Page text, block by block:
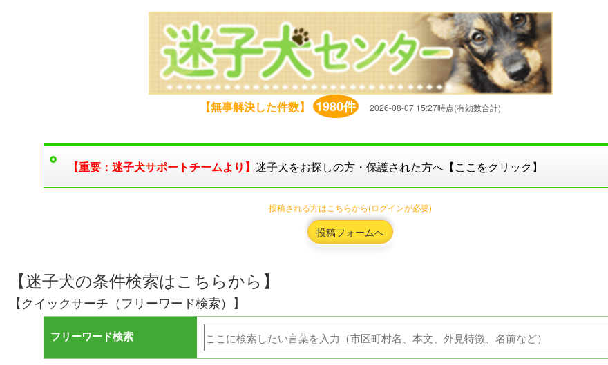
【無事解決した件数】1980件 2026-08-07 15:27時点(有効数合計)
【重要：迷子犬サポートチームより】 迷子犬をお探しの方・保護された方へ【ここをクリック】
投稿される方はこちらから(ログインが必要)
投稿フォームへ
【迷子犬の条件検索はこちらから】
【クイックサーチ（フリーワード検索）】
フリーワード検索